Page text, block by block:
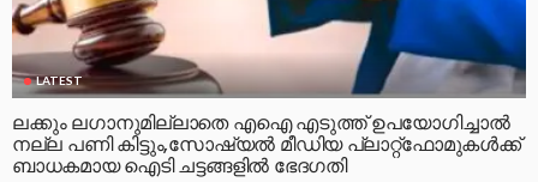
LATEST
ലക്കും ലഗാനുമില്ലാതെ എഐ എടുത്ത് ഉപയോഗിച്ചാല്‍
നല്ല പണി കിട്ടും,സോഷ്യല്‍ മീഡിയ പ്ലാറ്റ്‌ഫോമുകള്‍ക്ക്
ബാധകമായ ഐടി ചട്ടങ്ങളില്‍ ഭേദഗതി